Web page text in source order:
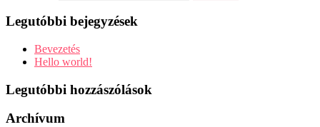
Legutóbbi bejegyzések
Bevezetés
Hello world!
Legutóbbi hozzászólások
Archívum